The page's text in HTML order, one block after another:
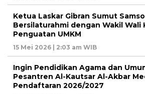
Ketua Laskar Gibran Sumut
Bersilaturahmi dengan Wakil Wali
Penguatan UMKM
15 Mei 2026 | 2:03 am WIB
Ingin Pendidikan Agama dan
Pesantren Al-Kautsar Al-Akbar
Pendaftaran 2026/2027